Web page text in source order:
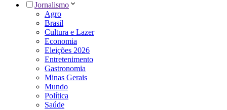
Jornalismo
Agro
Brasil
Cultura e Lazer
Economia
Eleições 2026
Entretenimento
Gastronomia
Minas Gerais
Mundo
Política
Saúde